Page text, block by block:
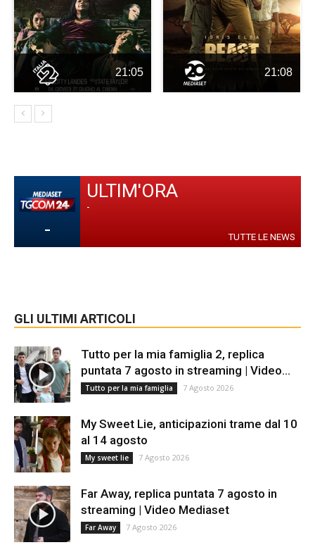
21:05 21:08
-
ULTIM'ORA
-
TUTTE LE NEWS
GLI ULTIMI ARTICOLI
Tutto per la mia famiglia 2, replica
puntata 7 agosto in streaming | Video...
Tutto per la mia famiglia 7 Agosto 2026
My Sweet Lie, anticipazioni trame dal 10
al 14 agosto
My sweet lie 7 Agosto 2026
Far Away, replica puntata 7 agosto in
streaming | Video Mediaset
Far Away 7 Agosto 2026